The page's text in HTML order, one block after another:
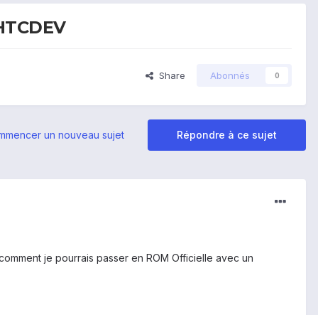
Share Abonnés 0
Répondre à ce sujet
un nouveau sujet
je pourrais passer en ROM Officielle avec un